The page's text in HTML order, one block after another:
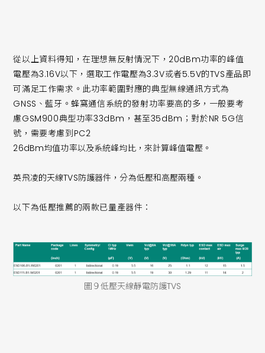
圖９低壓天線靜電防護TVS
從以上資料得知，在理想無反射情況下，20dBm功率的峰值
電壓為3.16V以下，選取工作電壓為3.3V或者5.5V的TVS產品即
可滿足工作需求。此功率範圍對應的典型無線通訊方式為
GNSS、藍牙。蜂窩通信系統的發射功率要高的多，一般要考
慮GSM900典型功率33dBm，甚至35dBm；對於NR 5G信
號，需要考慮到PC2
26dBm均值功率以及系統峰均比，來計算峰值電壓。
英飛凌的天線TVS防護器件，分為低壓和高壓兩種。
以下為低壓推薦的兩款已量產器件：